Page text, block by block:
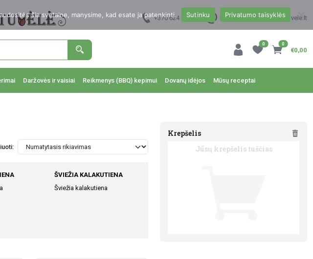
+370 624 00988 uzsakymai@dzukukrautuvele.lt
0 0
€0,00
Daržovės ir vaisiai Reikmenys (BBQ) kepimui Dovanų idėjos Mūsų receptai
ŠVIEŽIA KALAKUTIENA
Šviežia kalakutiena
Krepšelis
Jūsų krepšelis tuščias
šia svetaine, manysime, kad esate ja patenkinti. Sutinku Privatumo taisyklės